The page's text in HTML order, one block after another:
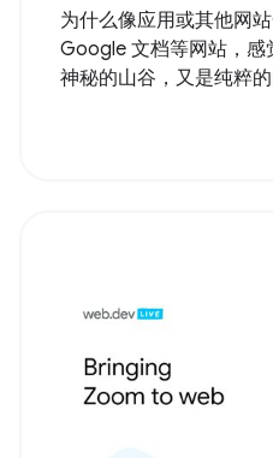
为什么像应用或其他网
Google 文档等网站，感
神秘的山谷，又是纯粹